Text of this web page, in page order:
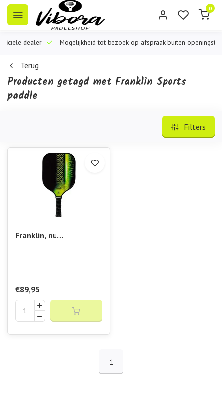
0
dealer Mogelijkheid tot bezoek op afspraak buiten openingstijden
Terug
Producten getagd met Franklin Sports
paddle
Filters
Franklin, nu
€89,95
1